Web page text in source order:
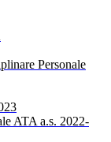
Personale
ATA a.s. 2022-